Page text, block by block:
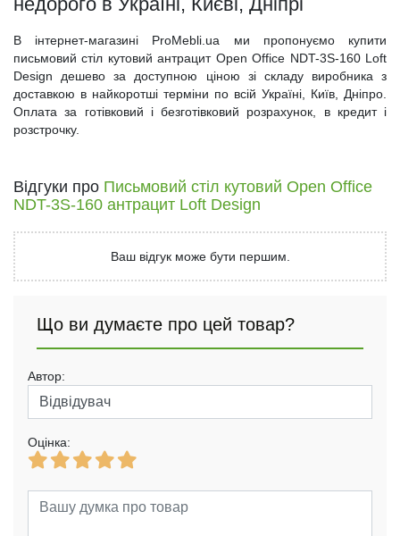
В інтернет-магазині ProMebli.ua ми пропонуємо купити
письмовий стіл кутовий антрацит Open Office NDT-3S-160 Loft
Design дешево за доступною ціною зі складу виробника з
доставкою в найкоротші терміни по всій Україні, Київ, Дніпро.
Оплата за готівковий і безготівковий розрахунок, в кредит і
розстрочку.
Відгуки про Письмовий стіл кутовий Open Office
NDT-3S-160 антрацит Loft Design
Ваш відгук може бути першим.
Що ви думаєте про цей товар?
Автор:
Оцінка: